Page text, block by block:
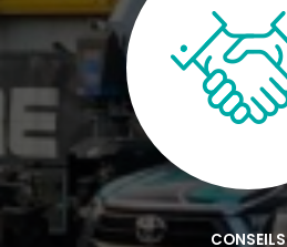
CONSEILS